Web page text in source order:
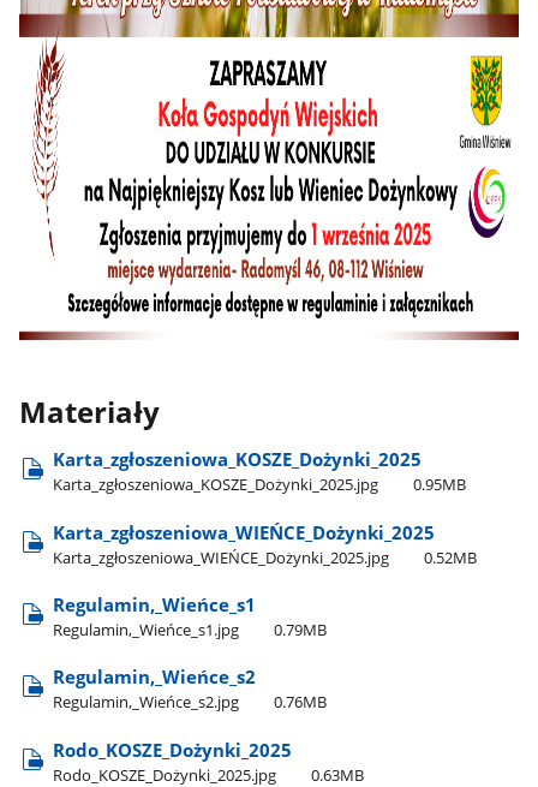
Materiały
Karta​_zgłoszeniowa​_KOSZE​_Dożynki​_2025
Karta​_zgłoszeniowa​_KOSZE​_Dożynki​_2025.jpg 0.95MB
Karta​_zgłoszeniowa​_WIEŃCE​_Dożynki​_2025
Karta​_zgłoszeniowa​_WIEŃCE​_Dożynki​_2025.jpg 0.52MB
Regulamin,​_Wieńce​_s1
Regulamin,​_Wieńce​_s1.jpg 0.79MB
Regulamin,​_Wieńce​_s2
Regulamin,​_Wieńce​_s2.jpg 0.76MB
Rodo​_KOSZE​_Dożynki​_2025
Rodo​_KOSZE​_Dożynki​_2025.jpg 0.63MB